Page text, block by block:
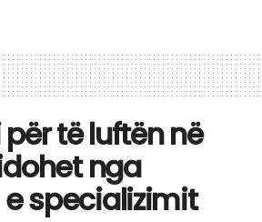
të luftën në
nga
specializimit